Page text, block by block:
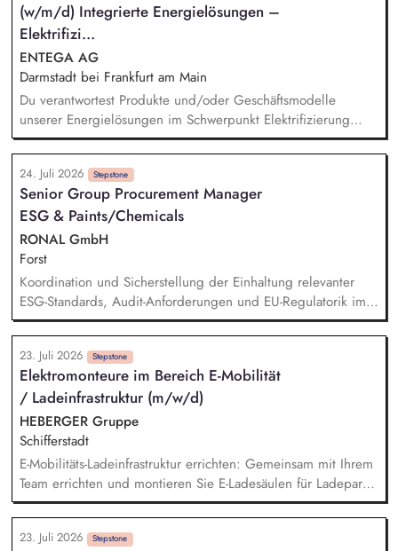
(z.B. Gymnastik oder Nordic Walking) und stärkst so die
Mobilität, das Wohlbefinden und die soziale Teilhabe unserer
Bewohner*innen. Du übernimmst aktiv Betreuungsaufgaben
im Alltag unserer Bewohner*innen und bist Teil des
Betreuungsdienstes.
(w/m/d) Integrierte Energielösungen –
Elektrifizi...
ENTEGA AG
Darmstadt bei Frankfurt am Main
Du verantwortest Produkte und/oder Geschäftsmodelle
unserer Energielösungen im Schwerpunkt Elektrifizierung
oder Wärmetransformation und entwickelst sie von der
Marktanforderung bis zur Einführung und Skalierung weiter.
Du steuerst den wirtschaftlichen und marktseitigen Erfolg
deiner Produkte anhand relevanter Kennzahlen wie Umsatz,
Ergebnisbeitrag und Kundenakzeptanz und leitest daraus
Maßnahmen ab. Du analysierst Kundenbedürfnisse,
Marktpotenziale, Wettbewerbsstrategien sowie technische und
energiewirtschaftliche Entwicklungen und übersetzt sie in
Produktstrategien, Business Cases und Roadmaps.
24. Juli 2026 Stepstone
Senior Group Procurement Manager
ESG & Paints/Chemicals
RONAL GmbH
Forst
Koordination und Sicherstellung der Einhaltung relevanter
ESG-Standards, Audit-Anforderungen und EU-Regulatorik im
Einkauf. Prüfung von Nachhaltigkeitsunterlagen, Zertifikaten
und Audit-Ergebnissen. Aufbau und Weiterentwicklung von
ESG-KPIs, Reportingstrukturen sowie Prozessen und
Systemen. Entwicklung und Umsetzung von Warengruppen-
und Lieferantenstrategien. Supply Chain Risikomanagement
inklusive Monitoring kritischer Rohstoffe, Kapazitäten,
Transportwege und Markttrends.
23. Juli 2026 Stepstone
Elektromonteure im Bereich E-Mobilität
/ Ladeinfrastruktur (m/w/d)
HEBERGER Gruppe
Schifferstadt
E-Mobilitäts-Ladeinfrastruktur errichten: Gemeinsam mit Ihrem
Team errichten und montieren Sie E-Ladesäulen für Ladeparks
- vom Verlegen der Kabel, Anschließen der Ladesäulen bis
zur Inbetriebnahme. Qualität und Arbeitssicherheit: Dabei
achten Sie auf die Einhaltung und Dokumentation von
23. Juli 2026 Stepstone